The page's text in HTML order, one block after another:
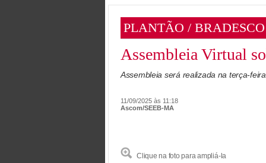
PLANTÃO / BRADESCO
Assembleia Virtual
Assembleia será realizada na terça-
11/09/2025 às 11:18
Ascom/SEEB-MA
Clique na foto para ampliá-la